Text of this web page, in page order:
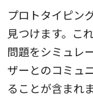
プロトタイピン
見つけます。こ
問題をシミュレ
ザーとのコミュ
ることが含まれま